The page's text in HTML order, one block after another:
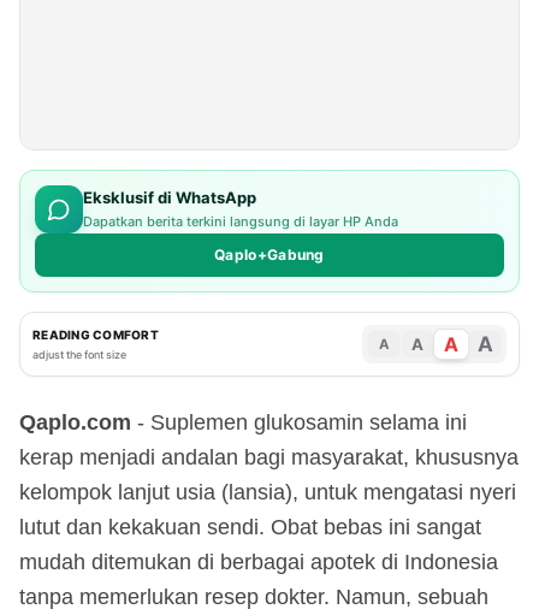
Eksklusif di WhatsApp
Dapatkan berita terkini langsung di layar HP Anda
Qaplo+Gabung
READING COMFORT
adjust the font size
A A A A
Qaplo.com - Suplemen glukosamin selama ini
kerap menjadi andalan bagi masyarakat, khususnya
kelompok lanjut usia (lansia), untuk mengatasi nyeri
lutut dan kekakuan sendi. Obat bebas ini sangat
mudah ditemukan di berbagai apotek di Indonesia
tanpa memerlukan resep dokter. Namun, sebuah